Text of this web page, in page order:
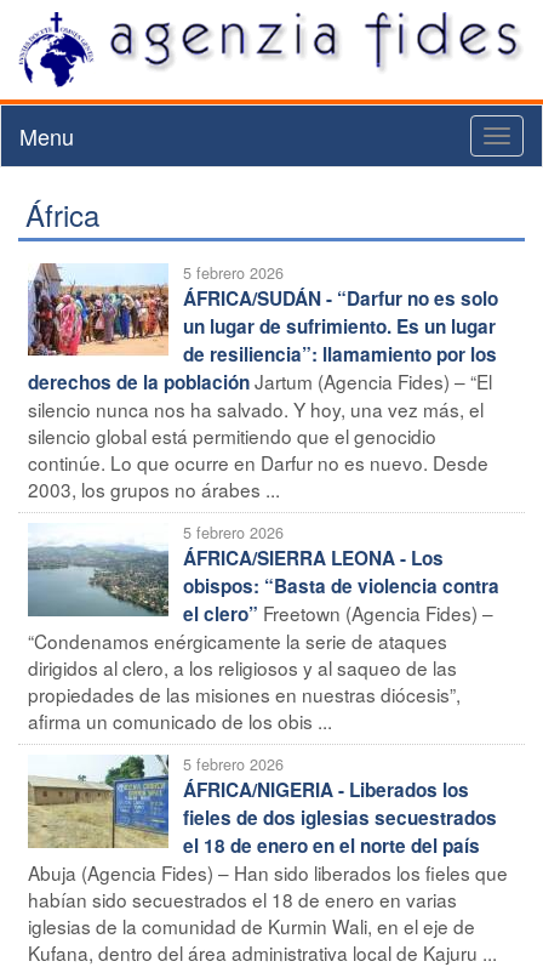
Menu
África
5 febrero 2026
ÁFRICA/SUDÁN - “Darfur no es solo
un lugar de sufrimiento. Es un lugar
de resiliencia”: llamamiento por los
derechos de la poblaciónJartum (Agencia Fides) – “El
silencio nunca nos ha salvado. Y hoy, una vez más, el
silencio global está permitiendo que el genocidio
continúe. Lo que ocurre en Darfur no es nuevo. Desde
2003, los grupos no árabes ...
5 febrero 2026
ÁFRICA/SIERRA LEONA - Los
obispos: “Basta de violencia contra
el clero” Freetown (Agencia Fides) –
“Condenamos enérgicamente la serie de ataques
dirigidos al clero, a los religiosos y al saqueo de las
propiedades de las misiones en nuestras diócesis”,
afirma un comunicado de los obis ...
5 febrero 2026
ÁFRICA/NIGERIA - Liberados los
fieles de dos iglesias secuestrados
el 18 de enero en el norte del país
Abuja (Agencia Fides) – Han sido liberados los fieles que
habían sido secuestrados el 18 de enero en varias
iglesias de la comunidad de Kurmin Wali, en el eje de
Kufana, dentro del área administrativa local de Kajuru ...